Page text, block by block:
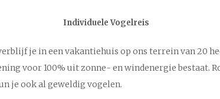
Individuele Vogelreis
je in een vakantiehuis op ons terrein van 20
voor 100% uit zonne- en windenergie bestaat.
je ook al geweldig vogelen.